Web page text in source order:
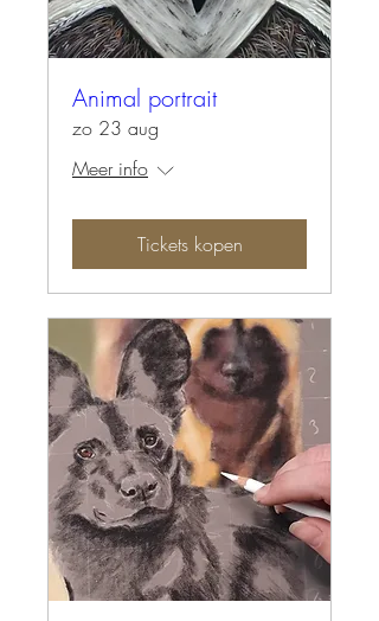
Animal portrait
zo 23 aug
Meer info
Tickets kopen